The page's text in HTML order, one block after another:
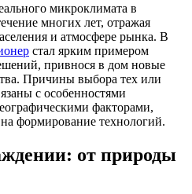
микроклимата в
многих лет, отражая
и атмосфере рынка. В
стал ярким примером
привнося в дом новые
Причины выбора тех или
с особенностями
факторами,
формирование технологий.
от природы